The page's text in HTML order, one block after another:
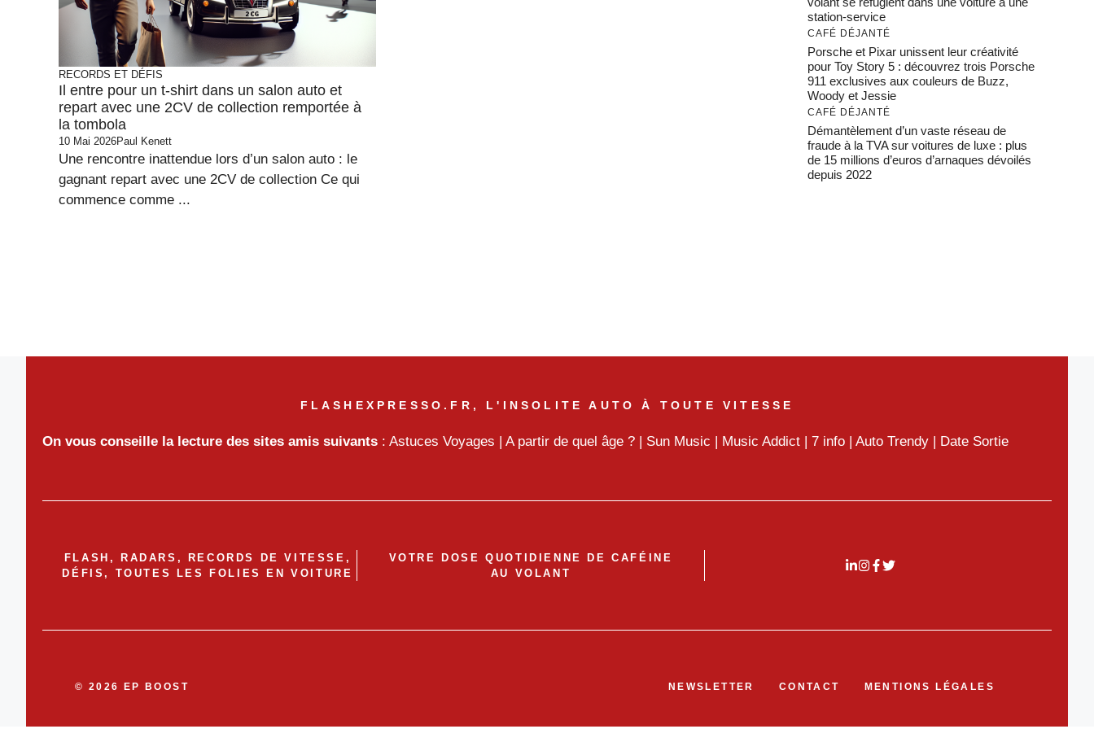
RECORDS ET DÉFIS
Il entre pour un t-shirt dans un salon auto et
repart avec une 2CV de collection remportée à
la tombola
10 Mai 2026Paul Kenett
Une rencontre inattendue lors d’un salon auto : le
gagnant repart avec une 2CV de collection Ce qui
commence comme ...
station-service
CAFÉ DÉJANTÉ
Porsche et Pixar unissent leur créativité
pour Toy Story 5 : découvrez trois Porsche
911 exclusives aux couleurs de Buzz,
Woody et Jessie
CAFÉ DÉJANTÉ
Démantèlement d’un vaste réseau de
fraude à la TVA sur voitures de luxe : plus
de 15 millions d’euros d’arnaques dévoilés
depuis 2022
FLASHEXPRESSO.FR, L'INSOLITE AUTO À TOUTE VITESSE
On vous conseille la lecture des sites amis suivants : Astuces Voyages | A partir de quel âge ? | Sun Music | Music Addict | 7 info | Auto Trendy | Date Sortie
FLASH, RADARS, RECORDS DE VITESSE,
DÉFIS, TOUTES LES FOLIES EN VOITURE
VOTRE DOSE QUOTIDIENNE DE CAFÉINE
AU VOLANT
© 2026 EP BOOST NEWSLETTER CONTACT MENTIONS LÉGALES